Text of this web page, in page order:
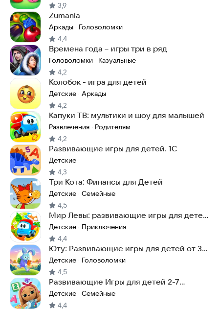
3,9
Zumania
Аркады · Головоломки
4,4
Времена года－игры три в ряд
Головоломки · Казуальные
4,2
Колобок - игра для детей
Детские · Аркады
4,2
Капуки ТВ: мультики и шоу для малышей
Развлечения · Родителям
4,2
Развивающие игры для детей. 1С
Детские
4,3
Три Кота: Финансы для Детей
Детские · Семейные
4,5
Мир Левы: развивающие игры для детей
3 5 лет
Детские · Приключения
4,4
Юту: Развивающие игры для детей от 3
до 9 лет
Детские · Головоломки
4,5
Развивающие Игры для детей 2-7
Кошечки Собачки
Детские · Семейные
4,4